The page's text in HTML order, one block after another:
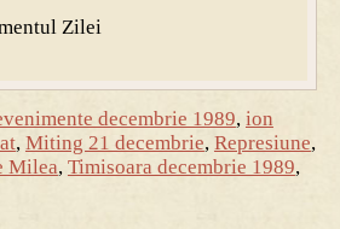
Zilei
decembrie 1989, ion
, Miting 21 decembrie, Represiune,
Milea, Timisoara decembrie 1989,